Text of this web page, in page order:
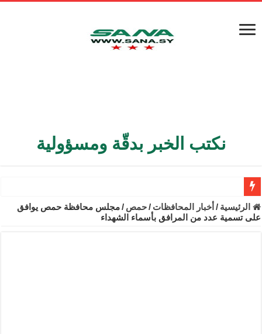
نكتب الخبر بدقّة ومسؤولية
الأمن الداخلي يعثر على مقبرة جماعية في ريف اللاذقية تضم 9 جثامين
الوزير الشيباني يبحث في باريس تعزيز الاستقرار في سوريا
الرئيسية / أخبار المحافظات /حمص /مجلس محافظة حمص يوافق
على تسمية عدد من المرافق بأسماء الشهداء